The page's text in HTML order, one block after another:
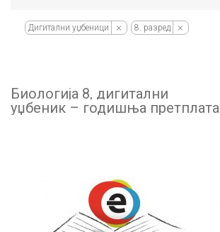
Дигитални уџбеници 8. разред
Биологија 8, дигитални
уџбеник – годишња претплата